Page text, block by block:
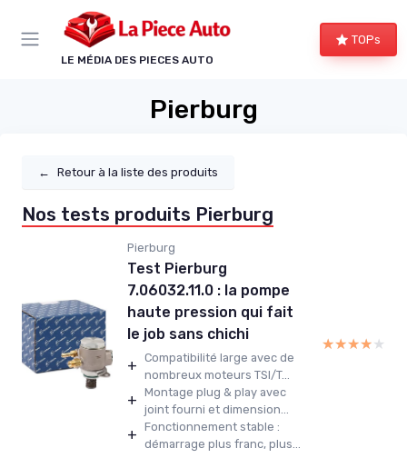
LE MÉDIA DES PIECES AUTO
TOPs
Pierburg
← Retour à la liste des produits
Nos tests produits Pierburg
Pierburg
Test Pierburg
7.06032.11.0 : la pompe
haute pression qui fait
le job sans chichi
+ Compatibilité large avec de
nombreux moteurs TSI/T...
+ Montage plug & play avec
joint fourni et dimension...
+ Fonctionnement stable :
démarrage plus franc, plus...
★★★★★
★★★★★
Panneau de gestion des cookies